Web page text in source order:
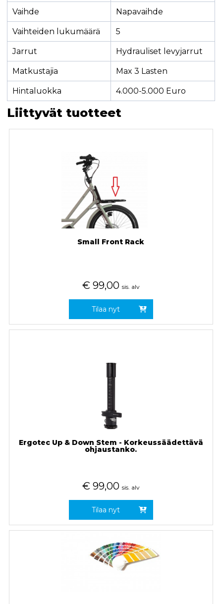
Vaihde Napavaihde
Vaihteiden lukumäärä 5
Jarrut Hydrauliset levyjarrut
Matkustajia Max 3 Lasten
Hintaluokka 4.000-5.000 Euro
Liittyvät tuotteet
Small Front Rack
€ 99,00 sis. alv
Tilaa nyt
Ergotec Up & Down Stem - Korkeussäädettävä
ohjaustanko.
€ 99,00 sis. alv
Tilaa nyt